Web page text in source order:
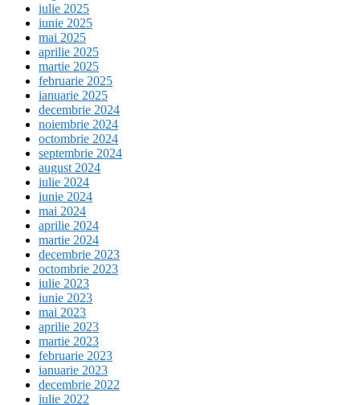
iulie 2025
iunie 2025
mai 2025
aprilie 2025
martie 2025
februarie 2025
ianuarie 2025
decembrie 2024
noiembrie 2024
octombrie 2024
septembrie 2024
august 2024
iulie 2024
iunie 2024
mai 2024
aprilie 2024
martie 2024
decembrie 2023
octombrie 2023
iulie 2023
iunie 2023
mai 2023
aprilie 2023
martie 2023
februarie 2023
ianuarie 2023
decembrie 2022
iulie 2022